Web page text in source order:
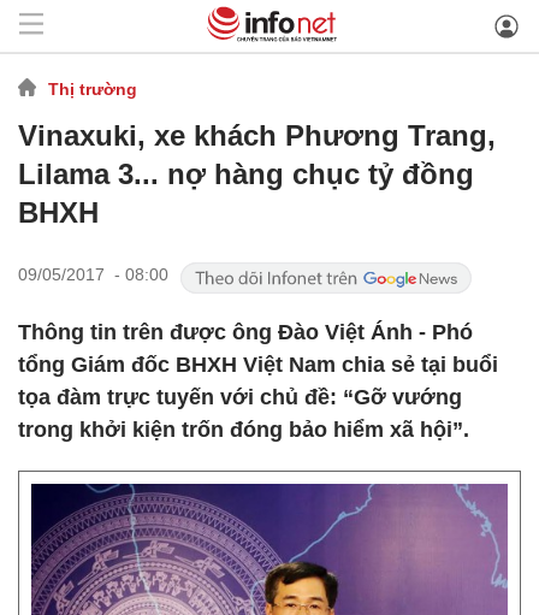
Thị trường
Vinaxuki, xe khách Phương Trang,
Lilama 3... nợ hàng chục tỷ đồng
BHXH
09/05/2017 - 08:00
Thông tin trên được ông Đào Việt Ánh - Phó
tổng Giám đốc BHXH Việt Nam chia sẻ tại buổi
tọa đàm trực tuyến với chủ đề: “Gỡ vướng
trong khởi kiện trốn đóng bảo hiểm xã hội”.